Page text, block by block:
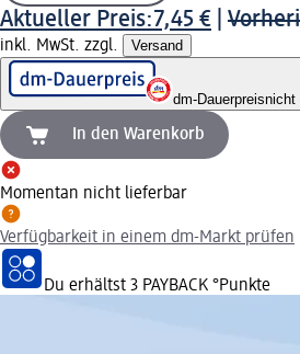
Aktueller Preis:7,45 €
inkl. MwSt. zzgl. Versand
dm-Dauerpreisnicht
In den Warenkorb
Momentan nicht lieferbar
Verfügbarkeit in einem dm-Markt prüfen
Du erhältst 3 PAYBACK °Punkte